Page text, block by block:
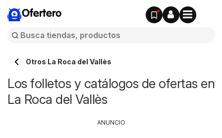
Ofertero
Otros La Roca del Vallès
Los folletos y catálogos de ofertas en
La Roca del Vallès
ANUNCIO